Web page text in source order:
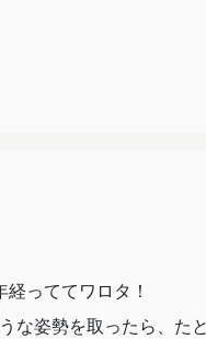
っててワロタ！
姿勢を取ったら、た